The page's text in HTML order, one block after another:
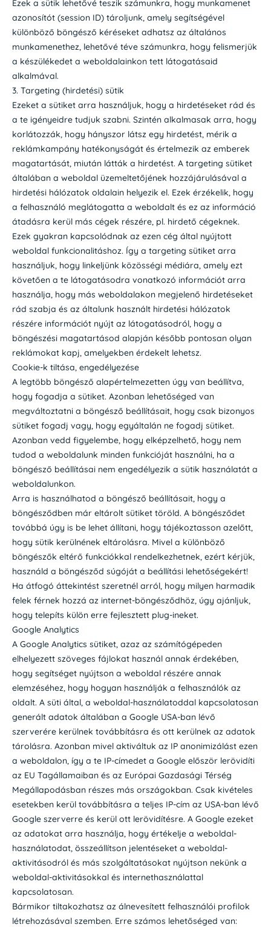
Ezek a sütik lehetővé teszik számunkra, hogy munkamenet
azonosítót (session ID) tároljunk, amely segítségével
különböző böngésző kéréseket adhatsz az általános
munkamenethez, lehetővé téve számunkra, hogy felismerjük
a készülékedet a weboldalainkon tett látogatásaid
alkalmával.
3. Targeting (hirdetési) sütik
Ezeket a sütiket arra használjuk, hogy a hirdetéseket rád és
a te igényeidre tudjuk szabni. Szintén alkalmasak arra, hogy
korlátozzák, hogy hányszor látsz egy hirdetést, mérik a
reklámkampány hatékonyságát és értelmezik az emberek
magatartását, miután látták a hirdetést. A targeting sütiket
általában a weboldal üzemeltetőjének hozzájárulásával a
hirdetési hálózatok oldalain helyezik el. Ezek érzékelik, hogy
a felhasználó meglátogatta a weboldalt és ez az információ
átadásra kerül más cégek részére, pl. hirdető cégeknek.
Ezek gyakran kapcsolódnak az ezen cég által nyújtott
weboldal funkcionalitáshoz. Így a targeting sütiket arra
használjuk, hogy linkeljünk közösségi médiára, amely ezt
követően a te látogatásodra vonatkozó információt arra
használja, hogy más weboldalakon megjelenő hirdetéseket
rád szabja és az általunk használt hirdetési hálózatok
részére információt nyújt az látogatásodról, hogy a
böngészési magatartásod alapján később pontosan olyan
reklámokat kapj, amelyekben érdekelt lehetsz.
Cookie-k tiltása, engedélyezése
A legtöbb böngésző alapértelmezetten úgy van beállítva,
hogy fogadja a sütiket. Azonban lehetőséged van
megváltoztatni a böngésző beállításait, hogy csak bizonyos
sütiket fogadj vagy, hogy egyáltalán ne fogadj sütiket.
Azonban vedd figyelembe, hogy elképzelhető, hogy nem
tudod a weboldalunk minden funkcióját használni, ha a
böngésző beállításai nem engedélyezik a sütik használatát a
weboldalunkon.
Arra is használhatod a böngésző beállításait, hogy a
böngésződben már eltárolt sütiket töröld. A böngésződet
továbbá úgy is be lehet állítani, hogy tájékoztasson azelőtt,
hogy sütik kerülnének eltárolásra. Mivel a különböző
böngészők eltérő funkciókkal rendelkezhetnek, ezért kérjük,
használd a böngésződ súgóját a beállítási lehetőségekért!
Ha átfogó áttekintést szeretnél arról, hogy milyen harmadik
felek férnek hozzá az internet-böngésződhöz, úgy ajánljuk,
hogy telepíts külön erre fejlesztett plug-ineket.
Google Analytics
A Google Analytics sütiket, azaz az számítógépeden
elhelyezett szöveges fájlokat használ annak érdekében,
hogy segítséget nyújtson a weboldal részére annak
elemzéséhez, hogy hogyan használják a felhasználók az
oldalt. A süti által, a weboldal-használatoddal kapcsolatosan
generált adatok általában a Google USA-ban lévő
szerverére kerülnek továbbításra és ott kerülnek az adatok
tárolásra. Azonban mivel aktiváltuk az IP anonimizálást ezen
a weboldalon, így a te IP-címedet a Google először lerövidíti
az EU Tagállamaiban és az Európai Gazdasági Térség
Megállapodásban részes más országokban. Csak kivételes
esetekben kerül továbbításra a teljes IP-cím az USA-ban lévő
Google szerverre és kerül ott lerövidítésre. A Google ezeket
az adatokat arra használja, hogy értékelje a weboldal-
használatodat, összeállítson jelentéseket a weboldal-
aktivitásodról és más szolgáltatásokat nyújtson nekünk a
weboldal-aktivitásokkal és internethasználattal
kapcsolatosan.
Bármikor tiltakozhatsz az álnevesített felhasználói profilok
létrehozásával szemben. Erre számos lehetőséged van: